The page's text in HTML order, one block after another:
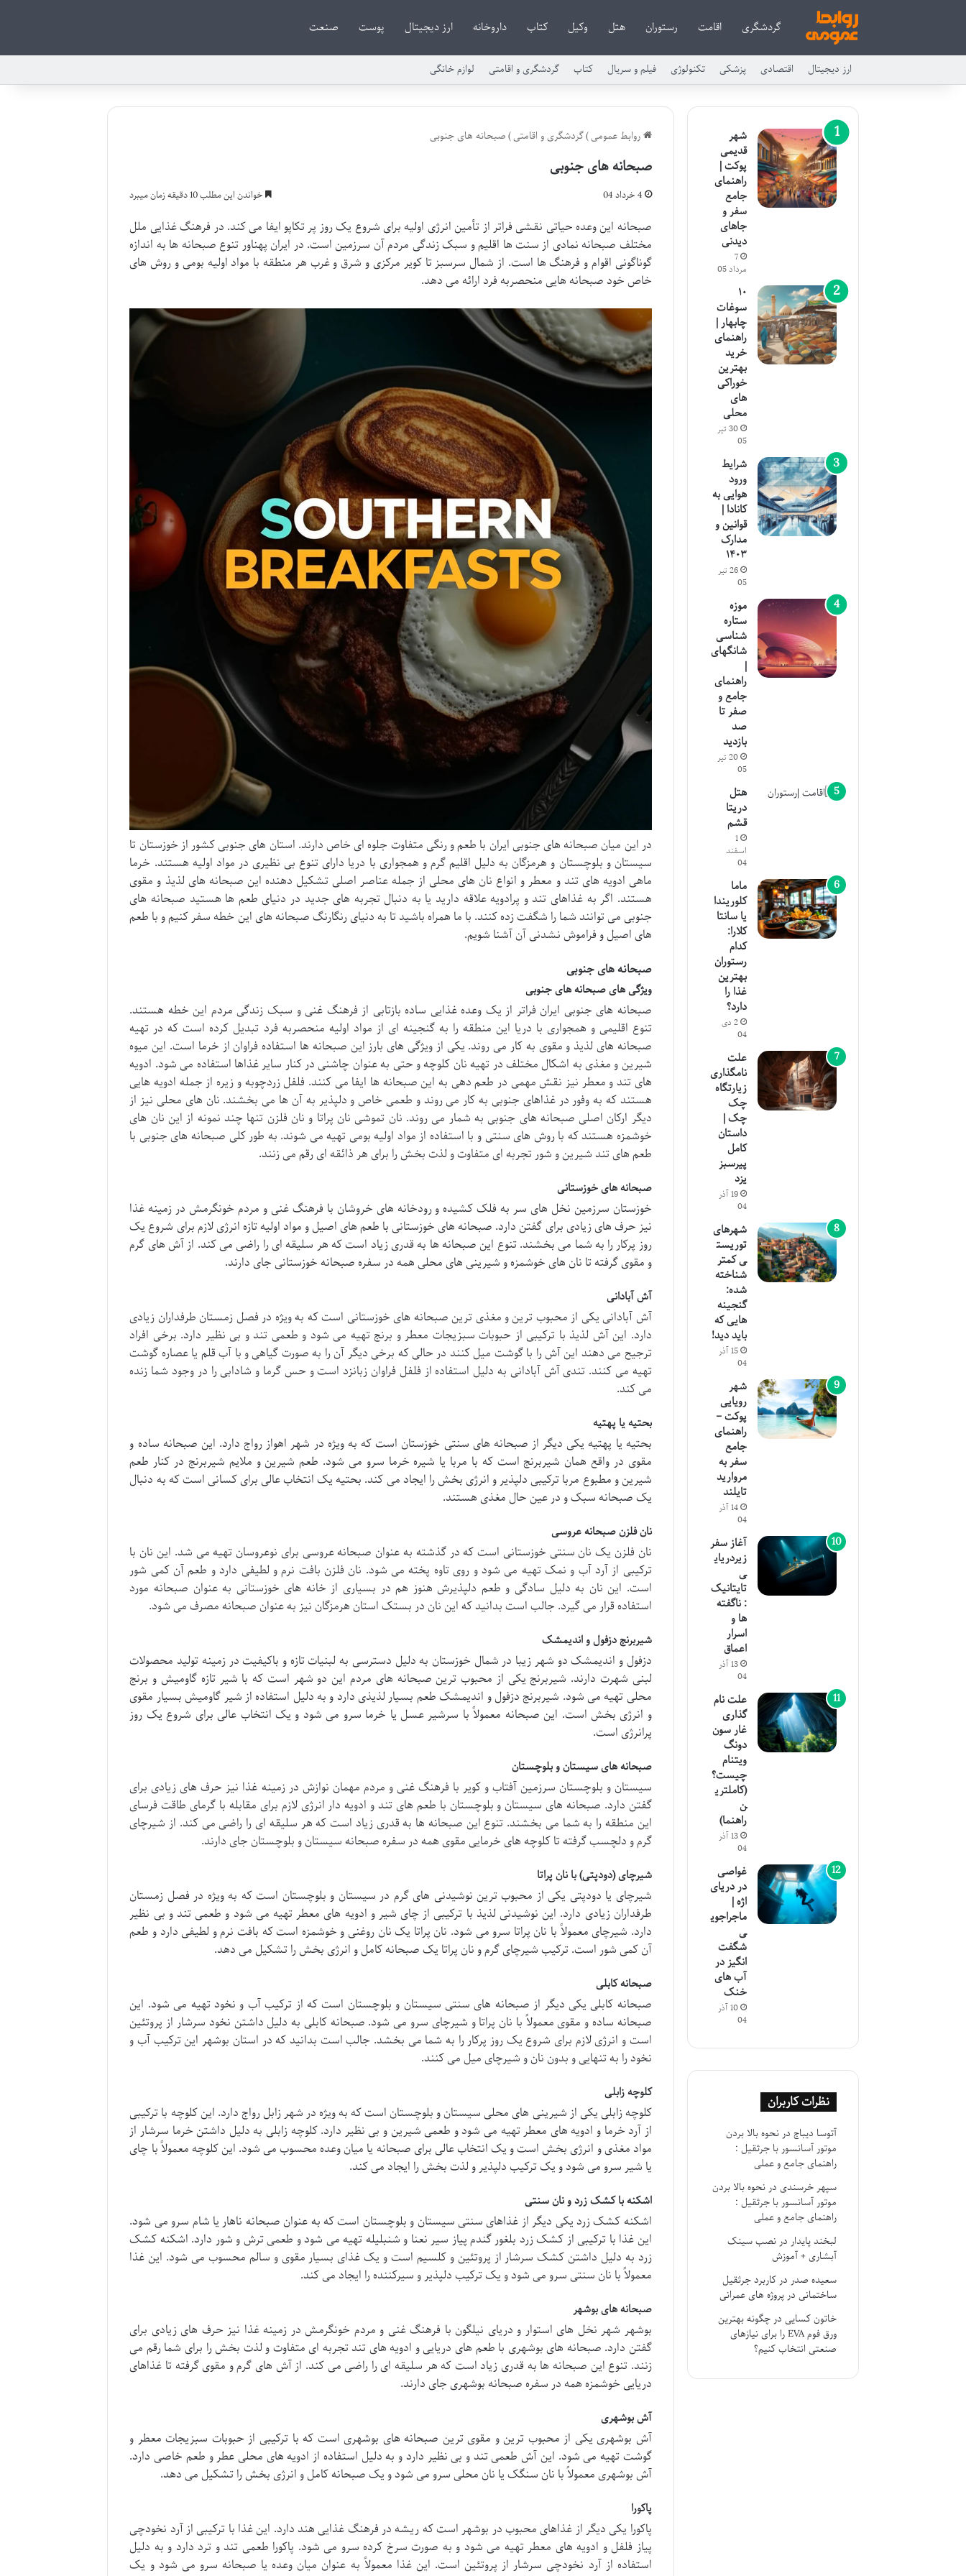
گردشگری اقامت رستوران هتل وکیل کتاب داروخانه ارز دیجیتال پوست صنعت
ارز دیجیتال اقتصادی پزشکی تکنولوژی فیلم و سریال کتاب گردشگری و اقامتی لوازم خانگی
روابط عمومی)گردشگری و اقامتی)صبحانه های جنوبی
صبحانه های جنوبی
4 خرداد 04 خواندن این مطلب 10 دقیقه زمان میبرد
صبحانه این وعده حیاتی نقشی فراتر از تأمین انرژی اولیه برای شروع یک روز پر تکاپو ایفا می کند. در فرهنگ غذایی ملل
مختلف صبحانه نمادی از سنت ها اقلیم و سبک زندگی مردم آن سرزمین است. در ایران پهناور تنوع صبحانه ها به اندازه
گوناگونی اقوام و فرهنگ ها است. از شمال سرسبز تا کویر مرکزی و شرق و غرب هر منطقه با مواد اولیه بومی و روش های
خاص خود صبحانه هایی منحصربه فرد ارائه می دهد.
در این میان صبحانه های جنوبی ایران با طعم و رنگی متفاوت جلوه ای خاص دارند. استان های جنوبی کشور از خوزستان تا
سیستان و بلوچستان و هرمزگان به دلیل اقلیم گرم و همجواری با دریا دارای تنوع بی نظیری در مواد اولیه هستند. خرما
ماهی ادویه های تند و معطر و انواع نان های محلی از جمله عناصر اصلی تشکیل دهنده این صبحانه های لذیذ و مقوی
هستند. اگر به غذاهای تند و پرادویه علاقه دارید یا به دنبال تجربه های جدید در دنیای طعم ها هستید صبحانه های
جنوبی می توانند شما را شگفت زده کنند. با ما همراه باشید تا به دنیای رنگارنگ صبحانه های این خطه سفر کنیم و با طعم
های اصیل و فراموش نشدنی آن آشنا شویم.
صبحانه های جنوبی
ویژگی های صبحانه های جنوبی
صبحانه های جنوبی ایران فراتر از یک وعده غذایی ساده بازتابی از فرهنگ غنی و سبک زندگی مردم این خطه هستند.
تنوع اقلیمی و همجواری با دریا این منطقه را به گنجینه ای از مواد اولیه منحصربه فرد تبدیل کرده است که در تهیه
صبحانه های لذیذ و مقوی به کار می روند. یکی از ویژگی های بارز این صبحانه ها استفاده فراوان از خرما است. این میوه
شیرین و مغذی به اشکال مختلف در تهیه نان کلوچه و حتی به عنوان چاشنی در کنار سایر غذاها استفاده می شود. ادویه
های تند و معطر نیز نقش مهمی در طعم دهی به این صبحانه ها ایفا می کنند. فلفل زردچوبه و زیره از جمله ادویه هایی
هستند که به وفور در غذاهای جنوبی به کار می روند و طعمی خاص و دلپذیر به آن ها می بخشند. نان های محلی نیز از
دیگر ارکان اصلی صبحانه های جنوبی به شمار می روند. نان تموشی نان پراتا و نان فلزن تنها چند نمونه از این نان های
خوشمزه هستند که با روش های سنتی و با استفاده از مواد اولیه بومی تهیه می شوند. به طور کلی صبحانه های جنوبی با
طعم های تند شیرین و شور تجربه ای متفاوت و لذت بخش را برای هر ذائقه ای رقم می زنند.
صبحانه های خوزستانی
خوزستان سرزمین نخل های سر به فلک کشیده و رودخانه های خروشان با فرهنگ غنی و مردم خونگرمش در زمینه غذا
نیز حرف های زیادی برای گفتن دارد. صبحانه های خوزستانی با طعم های اصیل و مواد اولیه تازه انرژی لازم برای شروع یک
روز پرکار را به شما می بخشند. تنوع این صبحانه ها به قدری زیاد است که هر سلیقه ای را راضی می کند. از آش های گرم
و مقوی گرفته تا نان های خوشمزه و شیرینی های محلی همه در سفره صبحانه خوزستانی جای دارند.
آش آبادانی
آش آبادانی یکی از محبوب ترین و مغذی ترین صبحانه های خوزستانی است که به ویژه در فصل زمستان طرفداران زیادی
دارد. این آش لذیذ با ترکیبی از حبوبات سبزیجات معطر و برنج تهیه می شود و طعمی تند و بی نظیر دارد. برخی افراد
ترجیح می دهند این آش را با گوشت میل کنند در حالی که برخی دیگر آن را به صورت گیاهی و با آب قلم یا عصاره گوشت
تهیه می کنند. تندی آش آبادانی به دلیل استفاده از فلفل فراوان زبانزد است و حس گرما و شادابی را در وجود شما زنده
می کند.
بحتیه یا پهتیه
بحتیه یا پهتیه یکی دیگر از صبحانه های سنتی خوزستان است که به ویژه در شهر اهواز رواج دارد. این صبحانه ساده و
مقوی در واقع همان شیربرنج است که با مربا یا شیره خرما سرو می شود. طعم شیرین و ملایم شیربرنج در کنار طعم
شیرین و مطبوع مربا ترکیبی دلپذیر و انرژی بخش را ایجاد می کند. بحتیه یک انتخاب عالی برای کسانی است که به دنبال
یک صبحانه سبک و در عین حال مغذی هستند.
نان فلزن صبحانه عروسی
نان فلزن یک نان سنتی خوزستانی است که در گذشته به عنوان صبحانه عروسی برای نوعروسان تهیه می شد. این نان با
ترکیبی از آرد آب و نمک تهیه می شود و روی تاوه پخته می شود. نان فلزن بافت نرم و لطیفی دارد و طعم آن کمی شور
است. این نان به دلیل سادگی و طعم دلپذیرش هنوز هم در بسیاری از خانه های خوزستانی به عنوان صبحانه مورد
استفاده قرار می گیرد. جالب است بدانید که این نان در بستک استان هرمزگان نیز به عنوان صبحانه مصرف می شود.
شیربرنج دزفول و اندیمشک
دزفول و اندیمشک دو شهر زیبا در شمال خوزستان به دلیل دسترسی به لبنیات تازه و باکیفیت در زمینه تولید محصولات
لبنی شهرت دارند. شیربرنج یکی از محبوب ترین صبحانه های مردم این دو شهر است که با شیر تازه گاومیش و برنج
محلی تهیه می شود. شیربرنج دزفول و اندیمشک طعم بسیار لذیذی دارد و به دلیل استفاده از شیر گاومیش بسیار مقوی
و انرژی بخش است. این صبحانه معمولاً با سرشیر عسل یا خرما سرو می شود و یک انتخاب عالی برای شروع یک روز
پرانرژی است.
صبحانه های سیستان و بلوچستان
سیستان و بلوچستان سرزمین آفتاب و کویر با فرهنگ غنی و مردم مهمان نوازش در زمینه غذا نیز حرف های زیادی برای
گفتن دارد. صبحانه های سیستان و بلوچستان با طعم های تند و ادویه دار انرژی لازم برای مقابله با گرمای طاقت فرسای
این منطقه را به شما می بخشند. تنوع این صبحانه ها به قدری زیاد است که هر سلیقه ای را راضی می کند. از شیرچای
گرم و دلچسب گرفته تا کلوچه های خرمایی مقوی همه در سفره صبحانه سیستان و بلوچستان جای دارند.
شیرچای (دودپتی) با نان پراتا
شیرچای یا دودپتی یکی از محبوب ترین نوشیدنی های گرم در سیستان و بلوچستان است که به ویژه در فصل زمستان
طرفداران زیادی دارد. این نوشیدنی لذیذ با ترکیبی از چای شیر و ادویه های معطر تهیه می شود و طعمی تند و بی نظیر
دارد. شیرچای معمولاً با نان پراتا سرو می شود. نان پراتا یک نان روغنی و خوشمزه است که بافت نرم و لطیفی دارد و طعم
آن کمی شور است. ترکیب شیرچای گرم و نان پراتا یک صبحانه کامل و انرژی بخش را تشکیل می دهد.
صبحانه کابلی
صبحانه کابلی یکی دیگر از صبحانه های سنتی سیستان و بلوچستان است که از ترکیب آب و نخود تهیه می شود. این
صبحانه ساده و مقوی معمولاً با نان پراتا و شیرچای سرو می شود. صبحانه کابلی به دلیل داشتن نخود سرشار از پروتئین
است و انرژی لازم برای شروع یک روز پرکار را به شما می بخشد. جالب است بدانید که در استان بوشهر این ترکیب آب و
نخود را به تنهایی و بدون نان و شیرچای میل می کنند.
کلوچه زابلی
کلوچه زابلی یکی از شیرینی های محلی سیستان و بلوچستان است که به ویژه در شهر زابل رواج دارد. این کلوچه با ترکیبی
از آرد خرما و ادویه های معطر تهیه می شود و طعمی شیرین و بی نظیر دارد. کلوچه زابلی به دلیل داشتن خرما سرشار از
مواد مغذی و انرژی بخش است و یک انتخاب عالی برای صبحانه یا میان وعده محسوب می شود. این کلوچه معمولاً با چای
یا شیر سرو می شود و یک ترکیب دلپذیر و لذت بخش را ایجاد می کند.
اشکنه با کشک زرد و نان سنتی
اشکنه کشک زرد یکی دیگر از غذاهای سنتی سیستان و بلوچستان است که به عنوان صبحانه ناهار یا شام سرو می شود.
این غذا با ترکیبی از کشک زرد بلغور گندم پیاز سیر نعنا و شنبلیله تهیه می شود و طعمی ترش و شور دارد. اشکنه کشک
زرد به دلیل داشتن کشک سرشار از پروتئین و کلسیم است و یک غذای بسیار مقوی و سالم محسوب می شود. این غذا
معمولاً با نان سنتی سرو می شود و یک ترکیب دلپذیر و سیرکننده را ایجاد می کند.
صبحانه های بوشهر
بوشهر شهر نخل های استوار و دریای نیلگون با فرهنگ غنی و مردم خونگرمش در زمینه غذا نیز حرف های زیادی برای
گفتن دارد. صبحانه های بوشهری با طعم های دریایی و ادویه های تند تجربه ای متفاوت و لذت بخش را برای شما رقم می
زنند. تنوع این صبحانه ها به قدری زیاد است که هر سلیقه ای را راضی می کند. از آش های گرم و مقوی گرفته تا غذاهای
دریایی خوشمزه همه در سفره صبحانه بوشهری جای دارند.
آش بوشهری
آش بوشهری یکی از محبوب ترین و مقوی ترین صبحانه های بوشهری است که با ترکیبی از حبوبات سبزیجات معطر و
گوشت تهیه می شود. این آش طعمی تند و بی نظیر دارد و به دلیل استفاده از ادویه های محلی عطر و طعم خاصی دارد.
آش بوشهری معمولاً با نان سنگک یا نان محلی سرو می شود و یک صبحانه کامل و انرژی بخش را تشکیل می دهد.
پاکورا
پاکورا یکی دیگر از غذاهای محبوب در بوشهر است که ریشه در فرهنگ غذایی هند دارد. این غذا با ترکیبی از آرد نخودچی
پیاز فلفل و ادویه های معطر تهیه می شود و به صورت سرخ کرده سرو می شود. پاکورا طعمی تند و ترد دارد و به دلیل
استفاده از آرد نخودچی سرشار از پروتئین است. این غذا معمولاً به عنوان میان وعده یا صبحانه سرو می شود و یک
شهر
قدیمی
پوکت |
راهنمای
جامع
سفر و
جاهای
دیدنی
7
مرداد 05
۱۰
سوغات
چابهار |
راهنمای
خرید
بهترین
خوراکی
های
محلی
30 تیر
05
شرایط
ورود
هوایی به
کانادا |
قوانین و
مدارک
۱۴۰۳
26 تیر
05
موزه
ستاره
شناسی
شانگهای
|
راهنمای
جامع و
صفر تا
صد
بازدید
20 تیر
05
هتل
دریتا
قشم
1
اسفند
04
ماما
کلوریندا
یا سانتا
کلارا:
کدام
رستوران
بهترین
غذا را
دارد؟
2 دی
04
علت
نامگذاری
زیارتگاه
چک
چک |
داستان
کامل
پیرسبز
یزد
19 آذر
04
شهرهای
توریست
ی کمتر
شناخته
شده:
گنجینه
هایی که
باید دید!
15 آذر
04
شهر
رویایی
پوکت –
راهنمای
جامع
سفر به
مروارید
تایلند
14 آذر
04
آغاز سفر
زیردریای
ی
تایتانیک
: ناگفته
ها و
اسرار
اعماق
13 آذر
04
علت نام
گذاری
غار سون
دونگ
ویتنام
چیست؟
(کاملتری
ن
راهنما)
13 آذر
04
غواصی
در دریای
اژه |
ماجراجوی
ی
شگفت
انگیز در
آب های
خنک
10 آذر
04
نظرات کاربران
آتوسا دیباج درنحوه بالا بردن
موتور آسانسور با جرثقیل :
راهنمای جامع و عملی
سپهر خرسندی درنحوه بالا بردن
موتور آسانسور با جرثقیل :
راهنمای جامع و عملی
لبخند پایدار درنصب سینک
آبشاری + آموزش
سعیده صدر درکاربرد جرثقیل
ساختمانی در پروژه های عمرانی
خاتون کسایی درچگونه بهترین
ورق فوم EVA را برای نیازهای
صنعتی انتخاب کنیم؟